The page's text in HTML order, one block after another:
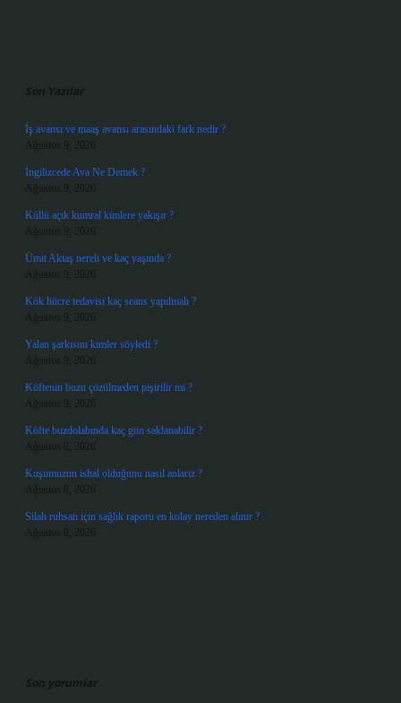
Son Yazılar
İş avansı ve maaş avansı arasındaki fark nedir ?
Ağustos 9, 2026
İngilizcede Ava Ne Demek ?
Ağustos 9, 2026
Küllü açık kumral kimlere yakışır ?
Ağustos 9, 2026
Ümit Aktaş nereli ve kaç yaşında ?
Ağustos 9, 2026
Kök hücre tedavisi kaç seans yapılmalı ?
Ağustos 9, 2026
Yalan şarkısını kimler söyledi ?
Ağustos 9, 2026
Köftenin buzu çözülmeden pişirilir mi ?
Ağustos 9, 2026
Köfte buzdolabında kaç gün saklanabilir ?
Ağustos 8, 2026
Kuşumuzun ishal olduğunu nasıl anlarız ?
Ağustos 8, 2026
Silah ruhsatı için sağlık raporu en kolay nereden alınır ?
Ağustos 8, 2026
Son yorumlar